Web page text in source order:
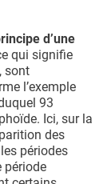
d’une
qui signifie
sont
l’exemple
93
Ici, sur la
des
périodes
période